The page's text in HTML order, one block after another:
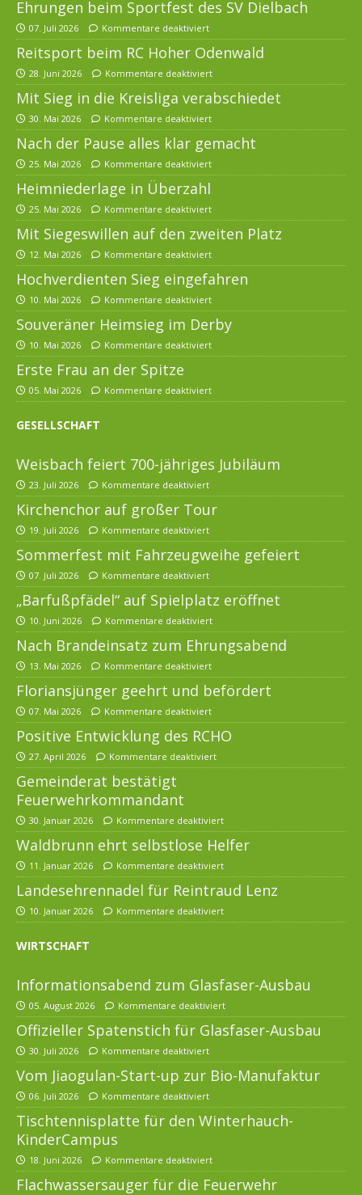
Ehrungen beim Sportfest des SV Dielbach
07. Juli 2026 Kommentare deaktiviert
Reitsport beim RC Hoher Odenwald
28. Juni 2026 Kommentare deaktiviert
Mit Sieg in die Kreisliga verabschiedet
30. Mai 2026 Kommentare deaktiviert
Nach der Pause alles klar gemacht
25. Mai 2026 Kommentare deaktiviert
Heimniederlage in Überzahl
25. Mai 2026 Kommentare deaktiviert
Mit Siegeswillen auf den zweiten Platz
12. Mai 2026 Kommentare deaktiviert
Hochverdienten Sieg eingefahren
10. Mai 2026 Kommentare deaktiviert
Souveräner Heimsieg im Derby
10. Mai 2026 Kommentare deaktiviert
Erste Frau an der Spitze
05. Mai 2026 Kommentare deaktiviert
GESELLSCHAFT
Weisbach feiert 700-jähriges Jubiläum
23. Juli 2026 Kommentare deaktiviert
Kirchenchor auf großer Tour
19. Juli 2026 Kommentare deaktiviert
Sommerfest mit Fahrzeugweihe gefeiert
07. Juli 2026 Kommentare deaktiviert
„Barfußpfädel“ auf Spielplatz eröffnet
10. Juni 2026 Kommentare deaktiviert
Nach Brandeinsatz zum Ehrungsabend
13. Mai 2026 Kommentare deaktiviert
Floriansjünger geehrt und befördert
07. Mai 2026 Kommentare deaktiviert
Positive Entwicklung des RCHO
27. April 2026 Kommentare deaktiviert
Gemeinderat bestätigt
Feuerwehrkommandant
30. Januar 2026 Kommentare deaktiviert
Waldbrunn ehrt selbstlose Helfer
11. Januar 2026 Kommentare deaktiviert
Landesehrennadel für Reintraud Lenz
10. Januar 2026 Kommentare deaktiviert
WIRTSCHAFT
Informationsabend zum Glasfaser-Ausbau
05. August 2026 Kommentare deaktiviert
Offizieller Spatenstich für Glasfaser-Ausbau
30. Juli 2026 Kommentare deaktiviert
Vom Jiaogulan-Start-up zur Bio-Manufaktur
06. Juli 2026 Kommentare deaktiviert
Tischtennisplatte für den Winterhauch-
KinderCampus
18. Juni 2026 Kommentare deaktiviert
Flachwassersauger für die Feuerwehr